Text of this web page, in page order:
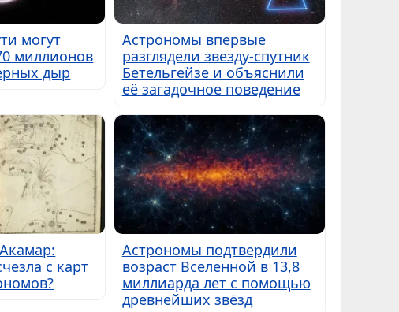
могут
миллионов
дыр
Астрономы впервые
разглядели звезду-спутник
Бетельгейзе и объяснили
её загадочное поведение
с карт
Астрономы подтвердили
возраст Вселенной в 13,8
миллиарда лет с помощью
древнейших звёзд